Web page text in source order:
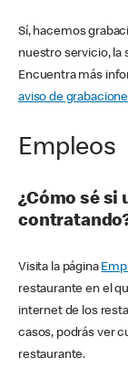
Sí, hacemos
nuestro servicio, la
Encuentra más
aviso de
Empleos
¿Cómo sé si
Visita la página
restaurante en el
internet de los
casos, podrás ver
restaurante.